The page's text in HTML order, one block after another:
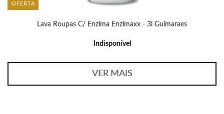
OFERTA
Lava Roupas C/ Enzima Enzimaxx - 3l Guimaraes
Indisponível
VER MAIS